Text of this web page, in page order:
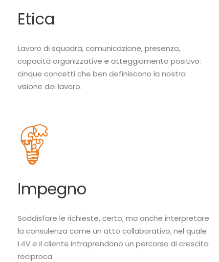
Etica
Lavoro di squadra, comunicazione, presenza,
capacità organizzative e atteggiamento positivo:
cinque concetti che ben definiscono la nostra
visione del lavoro.
Impegno
Soddisfare le richieste, certo; ma anche interpretare
la consulenza come un atto collaborativo, nel quale
L4V e il cliente intraprendono un percorso di crescita
reciproca.